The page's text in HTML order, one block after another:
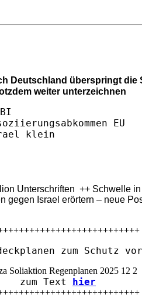
Deutschland überspringt die
weiter unterzeichnen
Unterschriften ++ Schwelle
Israel erörtern – neue
zum Schutz
zum Text hier